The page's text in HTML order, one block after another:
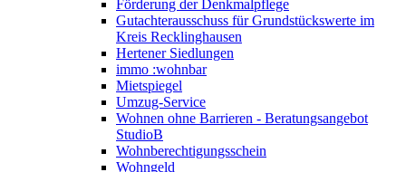
Förderung der Denkmalpflege
Gutachterausschuss für Grundstückswerte im
Kreis Recklinghausen
Hertener Siedlungen
immo :wohnbar
Mietspiegel
Umzug-Service
Wohnen ohne Barrieren - Beratungsangebot
StudioB
Wohnberechtigungsschein
Wohngeld